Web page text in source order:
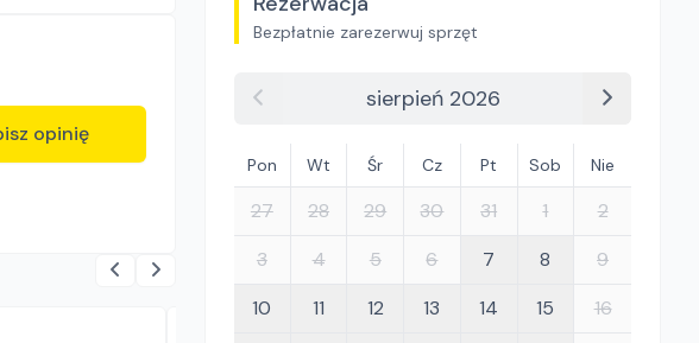
Bezpłatnie zarezerwuj sprzęt
sierpień 2026
Pon Wt Śr Cz Pt Sob Nie
27 28 29 30 31 1
2
3
4 5 6 7 8
9
10
11 12 13 14 15
16
opinię